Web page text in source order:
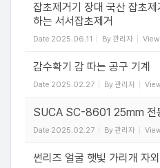
잡초제거기 장대 국산 잡초
하는 서서잡초제거
Date 2025.06.11 By관리자
감수확기 감 따는 공구 기계
Date 2025.02.27 By관리자
SUCA SC-8601 25mm 전
Date 2025.02.27 By관리자
썬리즈 얼굴 햇빛 가리개 자